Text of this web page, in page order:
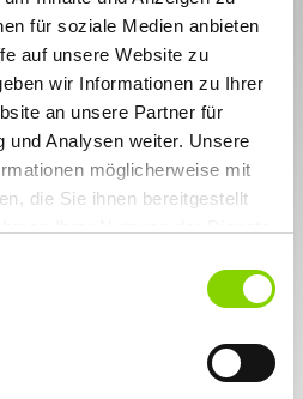
für soziale Medien anbieten
auf unsere Website zu
wir Informationen zu Ihrer
an unsere Partner für
und Analysen weiter. Unsere
möglicherweise mit
die Sie ihnen bereitgestellt
Webseite weiterhin nutzen.
Komfortzone – rein ins
in der Mineraltherme
Eine einmalige und sehr
sechs Beteiligten!
unsere Coaches Tine und Alex
ruhig ein- und ausatmen, was nicht
des Kälteschocks. Nach ein paar
und alle Anspannung fiel